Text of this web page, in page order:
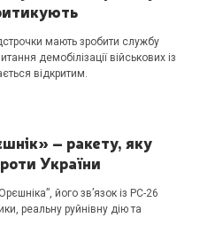
мають зробити службу
демобілізації військових із
відкритим.
– ракету, яку
України
його зв’язок із РС-26
реальну руйнівну дію та